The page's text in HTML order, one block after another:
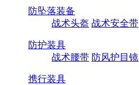
防坠落装备
战术头盔 战术安全带
防护装具
战术腰带 防风护目镜
携行装具